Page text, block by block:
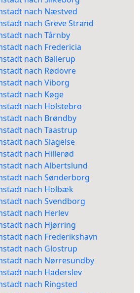
nach Næstved
nach Greve Strand
nach Tårnby
nach Fredericia
nach Ballerup
nach Rødovre
nach Viborg
nach Køge
nach Holstebro
nach Brøndby
nach Taastrup
nach Slagelse
nach Hillerød
nach Albertslund
nach Sønderborg
nach Holbæk
nach Svendborg
nach Herlev
nach Hjørring
nach Frederikshavn
nach Glostrup
nach Nørresundby
nach Haderslev
nach Ringsted